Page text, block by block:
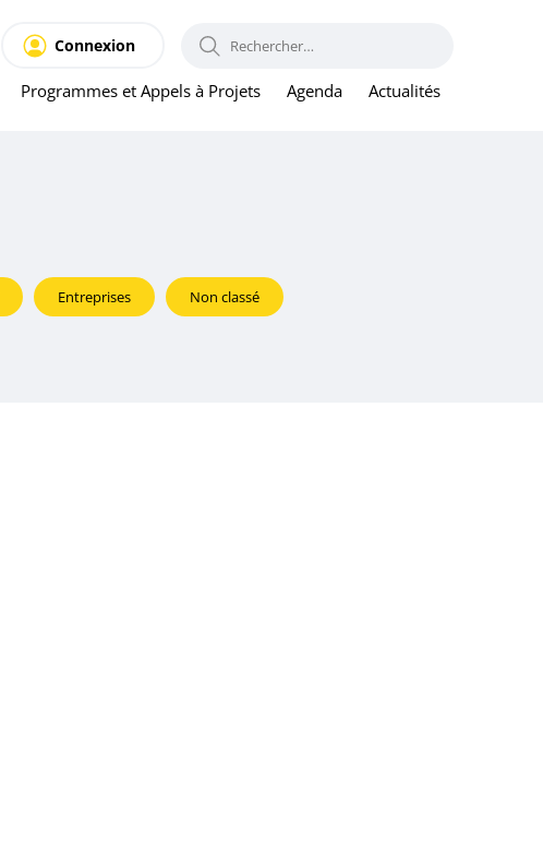
Programmes et Appels à Projets Agenda Actualités
Connexion RECHERCHER :
Entreprises Non classé